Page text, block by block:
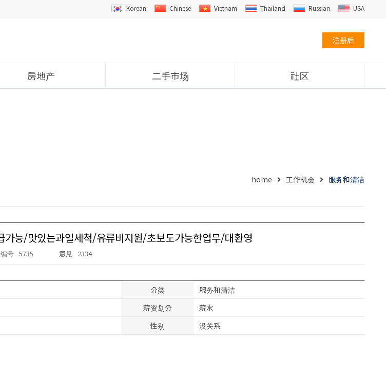
Korean Chinese Vietnam Thailand Russian USA
注册后
房地产 二手市场 社区
home 工作机会 服务和清洁
가능/맛있는과일세척/유류비지원/초보도가능한업무/대환영
号 5735 意见 2334
分类
服务和清洁
薪资划分
薪水
性别 没关系